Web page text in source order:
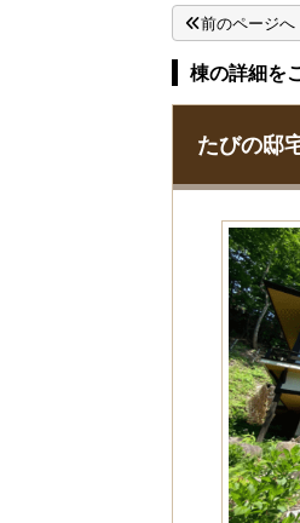
前のページへ
棟の詳細を
たびの邸